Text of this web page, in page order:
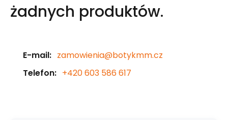
żadnych produktów.
E-mail: zamowienia@botykmm.cz
Telefon: +420 603 586 617